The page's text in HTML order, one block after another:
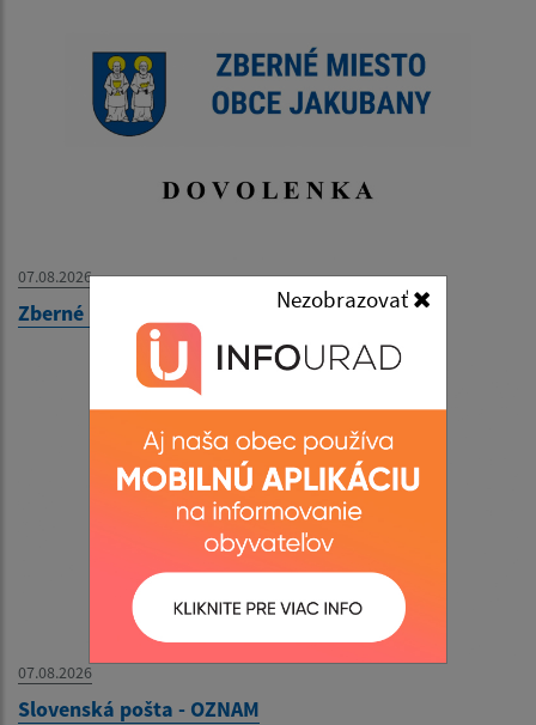
Nezobrazovať
07.08.2026
Zberné miesto - OZNAM
07.08.2026
Slovenská pošta - OZNAM